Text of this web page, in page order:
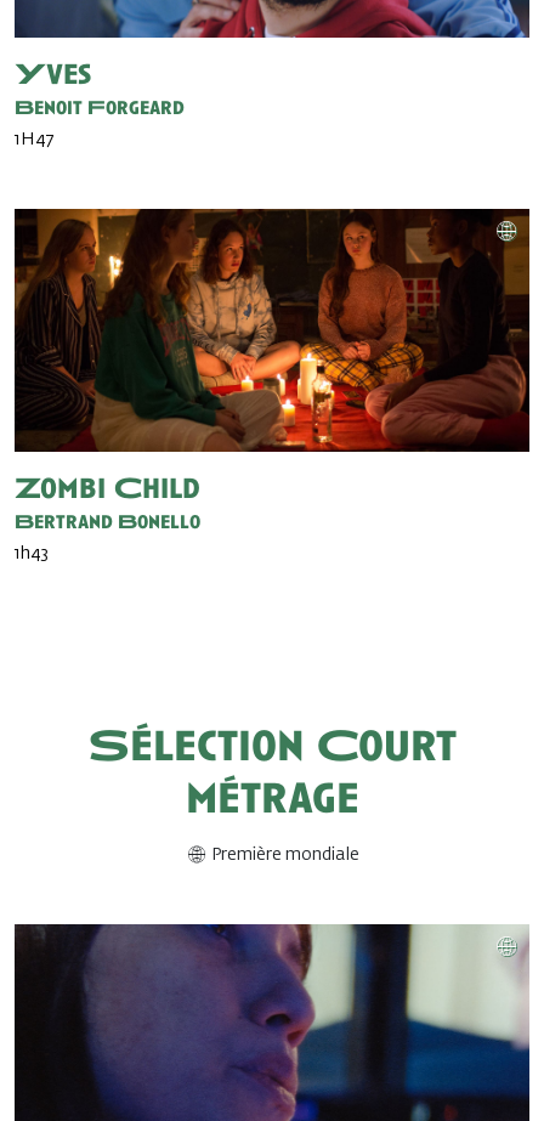
Yves
Benoit Forgeard
1H47
Zombi Child
Bertrand Bonello
1h43
Sélection Court
métrage
Première mondiale